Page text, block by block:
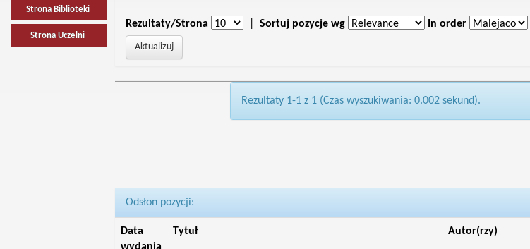
Strona Biblioteki
Strona Uczelni
Rezultaty/Strona Sortuj pozycje wg In order
Rezultaty 1-1 z 1 (Czas wyszukiwania: 0.002 sekund).
Odsłon pozycji:
Data
Tytuł Autor(rzy)